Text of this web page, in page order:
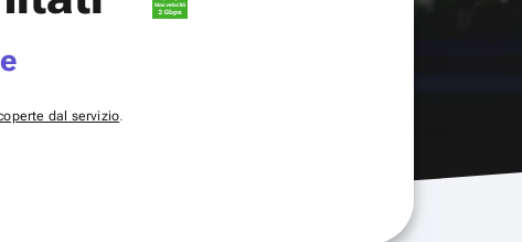
dal servizio.